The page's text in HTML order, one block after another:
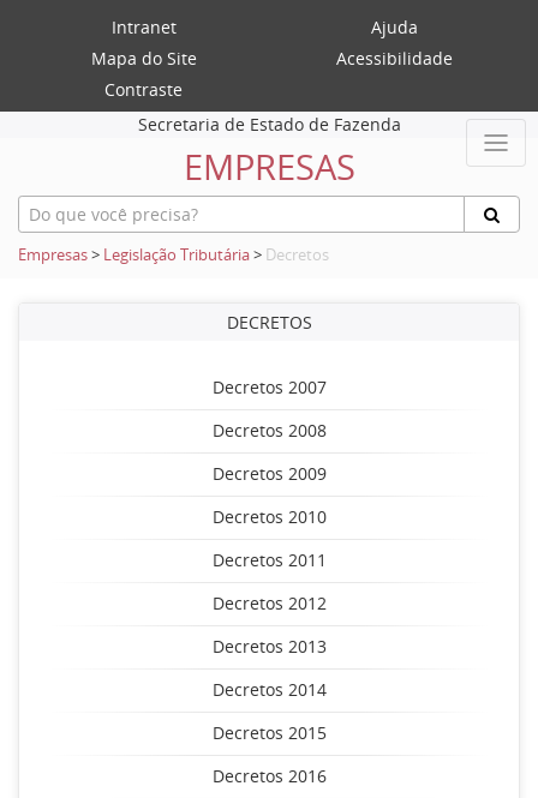
Intranet
Ajuda
Mapa do Site
Acessibilidade
Contraste
Secretaria de Estado de Fazenda
EMPRESAS
Empresas> Legislação Tributária> Decretos
DECRETOS
Decretos 2007
Decretos 2008
Decretos 2009
Decretos 2010
Decretos 2011
Decretos 2012
Decretos 2013
Decretos 2014
Decretos 2015
Decretos 2016